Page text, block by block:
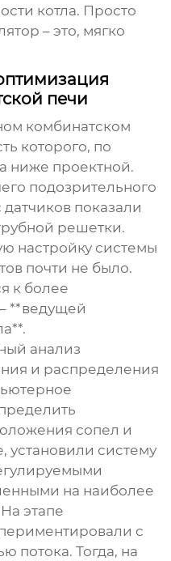
котла. Просто
– это, мягко
печи
комбинатском
которого, по
ниже проектной.
подозрительного
показали
решетки.
настройку системы
почти не было.
к более
**ведущей
анализ
и распределения
сопел и
установили систему
на наиболее
этапе
с
потока. Тогда, на